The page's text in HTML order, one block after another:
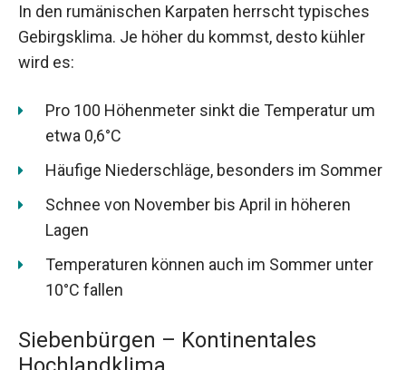
In den rumänischen Karpaten herrscht typisches
Gebirgsklima. Je höher du kommst, desto kühler
wird es:
Pro 100 Höhenmeter sinkt die Temperatur um
etwa 0,6°C
Häufige Niederschläge, besonders im Sommer
Schnee von November bis April in höheren
Lagen
Temperaturen können auch im Sommer unter
10°C fallen
Siebenbürgen – Kontinentales